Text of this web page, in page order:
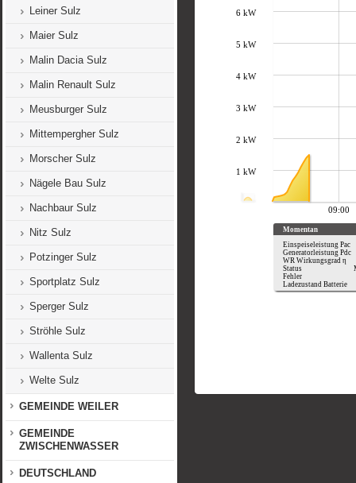
Leiner Sulz
Maier Sulz
Malin Dacia Sulz
Malin Renault Sulz
Meusburger Sulz
Mittempergher Sulz
Morscher Sulz
Nägele Bau Sulz
Nachbaur Sulz
Nitz Sulz
Potzinger Sulz
Sportplatz Sulz
Sperger Sulz
Ströhle Sulz
Wallenta Sulz
Welte Sulz
GEMEINDE WEILER
GEMEINDE
ZWISCHENWASSER
DEUTSCHLAND